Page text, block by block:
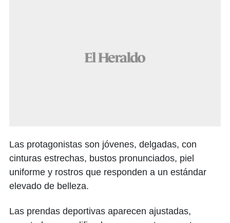
Las protagonistas son jóvenes, delgadas, con
cinturas estrechas, bustos pronunciados, piel
uniforme y rostros que responden a un estándar
elevado de belleza.
Las prendas deportivas aparecen ajustadas,